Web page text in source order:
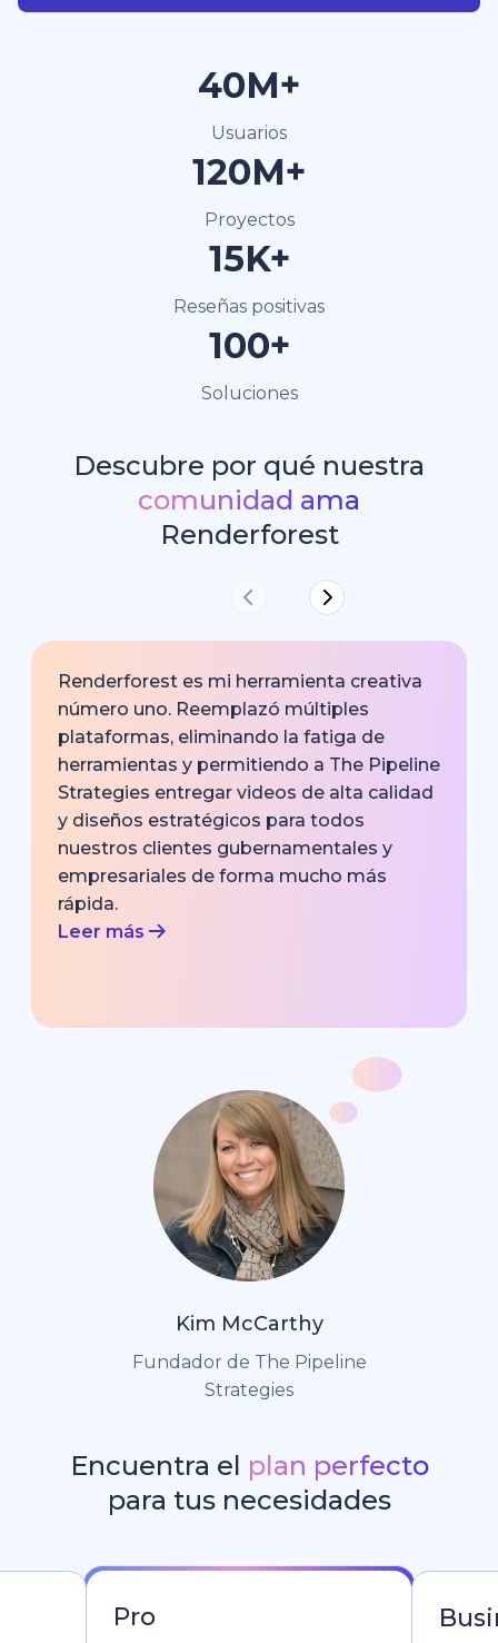
40M+
Usuarios
120M+
Proyectos
15K+
Reseñas positivas
100+
Soluciones
Descubre por qué nuestra
comunidad ama
Renderforest
Renderforest es mi herramienta creativa
número uno. Reemplazó múltiples
plataformas, eliminando la fatiga de
herramientas y permitiendo a The Pipeline
Strategies entregar videos de alta calidad
y diseños estratégicos para todos
nuestros clientes gubernamentales y
empresariales de forma mucho más
rápida.
Leer más
Kim McCarthy
Fundador de The Pipeline
Strategies
Encuentra el plan perfecto
para tus necesidades
Pro